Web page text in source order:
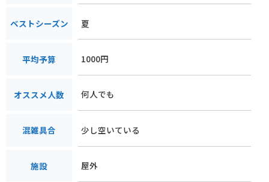
ベストシーズン 夏
平均予算 1000円
オススメ人数 何人でも
混雑具合 少し空いている
施設 屋外